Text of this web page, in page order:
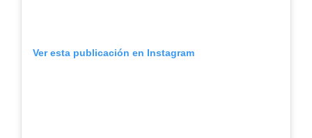
Ver esta publicación en Instagram